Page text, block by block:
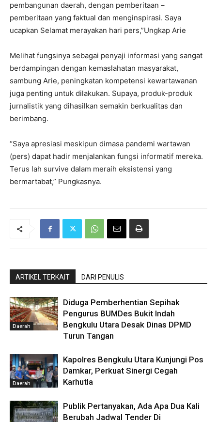
pembangunan daerah, dengan pemberitaan –
pemberitaan yang faktual dan menginspirasi. Saya
ucapkan Selamat merayakan hari pers,”Ungkap Arie
Melihat fungsinya sebagai penyaji informasi yang sangat
berdampingan dengan kemaslahatan masyarakat,
sambung Arie, peningkatan kompetensi kewartawanan
juga penting untuk dilakukan. Supaya, produk-produk
jurnalistik yang dihasilkan semakin berkualitas dan
berimbang.
“Saya apresiasi meskipun dimasa pandemi wartawan
(pers) dapat hadir menjalankan fungsi informatif mereka.
Terus lah survive dalam meraih eksistensi yang
bermartabat,” Pungkasnya.
ARTIKEL TERKAIT DARI PENULIS
Daerah
Diduga Pemberhentian Sepihak
Pengurus BUMDes Bukit Indah
Bengkulu Utara Desak Dinas DPMD
Turun Tangan
Daerah
Kapolres Bengkulu Utara Kunjungi Pos
Damkar, Perkuat Sinergi Cegah
Karhutla
Publik Pertanyakan, Ada Apa Dua Kali
Berubah Jadwal Tender Di